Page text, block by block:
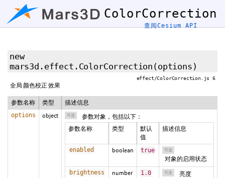
ColorCorrection
查阅Cesium API
new
mars3d.effect.ColorCorrection (options )
effect/ColorCorrection.js 6
全局 颜色校正 效果
参数名称 类型 描述信息
options object 可选
参数对象，包括以下：
参数名称
类型
默认
值
描述信息
enabled boolean true 可选
对象的启用状态
brightness number 1.0 可选 亮度